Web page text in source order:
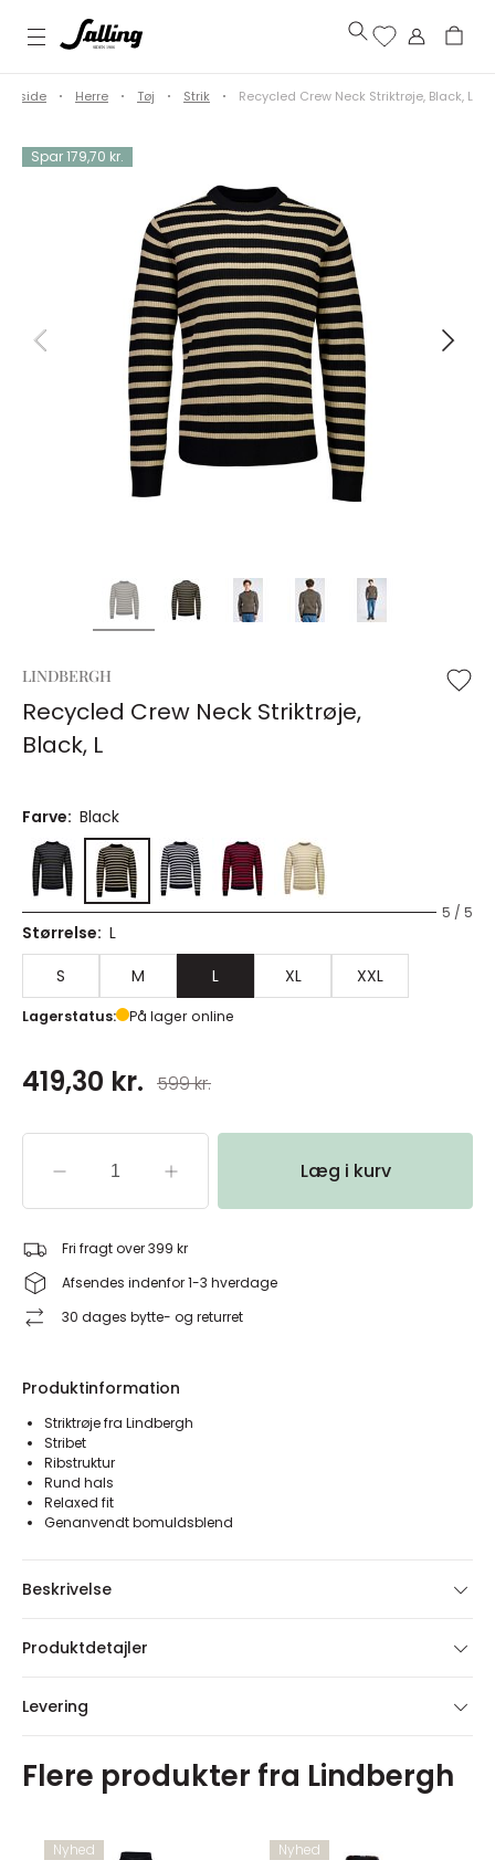
Forside Herre Tøj Strik Recycled Crew Neck Striktrøje, Black, L
Spar 179,70 kr.
LINDBERGH
Recycled Crew Neck Striktrøje,
Black, L
Farve: Black
5 / 5
Størrelse: L
S
M L XL XXL
Lagerstatus: På lager online
419,30 kr. 599 kr.
Læg i kurv
Fri fragt over 399 kr
Afsendes indenfor 1-3 hverdage
30 dages bytte- og returret
Produktinformation
Striktrøje fra Lindbergh
Stribet
Ribstruktur
Rund hals
Relaxed fit
Genanvendt bomuldsblend
Beskrivelse
Produktdetajler
Levering
Flere produkter fra Lindbergh
Nyhed Nyhed